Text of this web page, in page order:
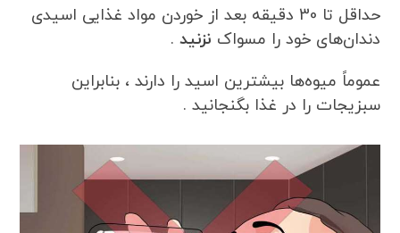
حداقل تا 30 دقیقه بعد از خوردن مواد غذایی اسیدی
دندان‌های خود را مسواک نزنید .
عموماً میوه‌ها بیشترین اسید را دارند ، بنابراین
سبزیجات را در غذا بگنجانید .